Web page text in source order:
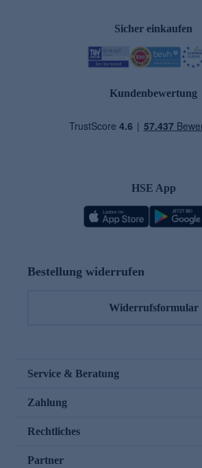
Sicher einkaufen
Kundenbewertung
HSE App
Bestellung widerrufen
Widerrufsformular
Service & Beratung
Zahlung
Rechtliches
Partner